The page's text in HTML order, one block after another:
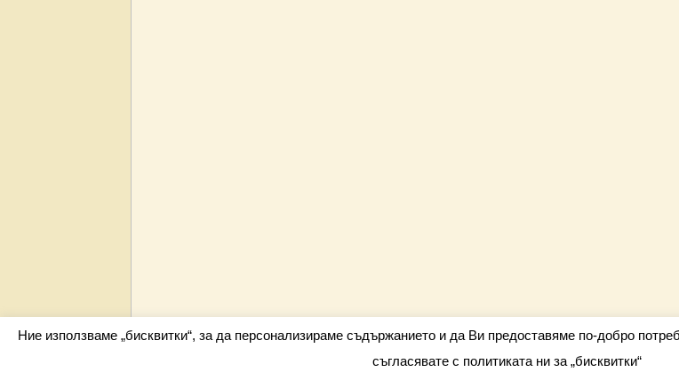
Всички права запазени barometar.net © 2026 info@barometar.net
Ние използваме „бисквитки“, за да персонализираме съдържанието и да Ви предоставяме по-добро
съгласявате с политиката ни за „бисквитки“